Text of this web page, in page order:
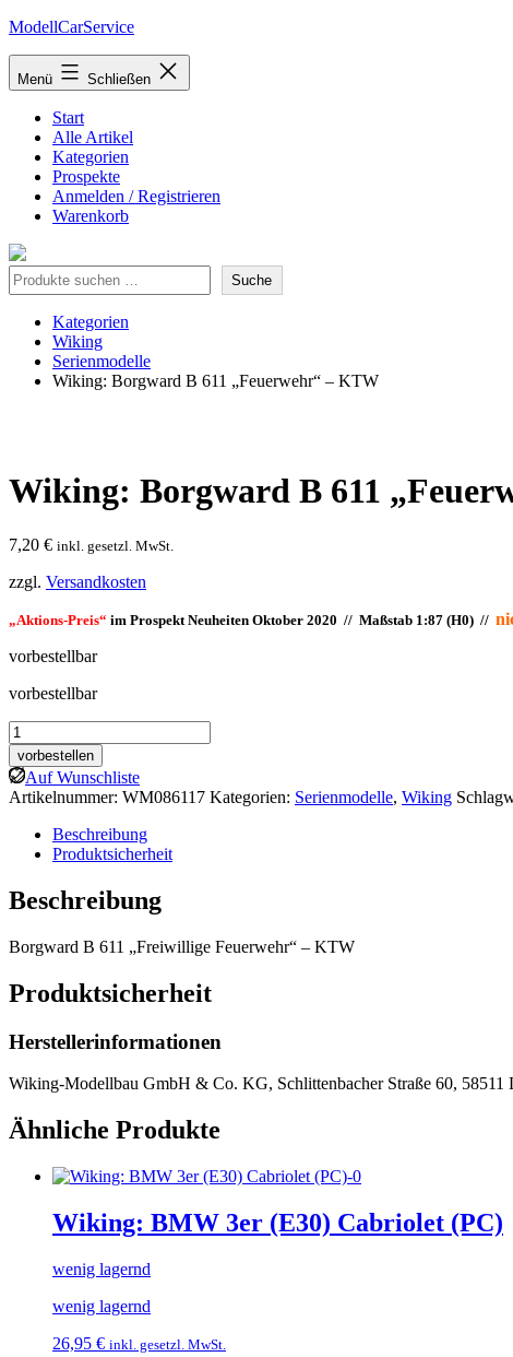
Zum
springen
ModellCarService
Menü Schließen
Start
Alle Artikel
Kategorien
Prospekte
Anmelden / Registrieren
Warenkorb
Suche Suche
Kategorien
Wiking
Serienmodelle
Wiking: Borgward B 611 „Feuerwehr“ – KTW
Wiking: Borgward B 611
7,20 € inkl. gesetzl. MwSt.
zzgl. Versandkosten
„Aktions-Preis“ im Prospekt Neuheiten Oktober 2020 // Maßstab 1:87 (H0) //
vorbestellbar
vorbestellbar
Wiking:
Borgward
B
611
"Feuerwehr"
Menge
vorbestellen
Auf Wunschliste
Artikelnummer: WM086117 Kategorien: Serienmodelle, Wiking
Beschreibung
Produktsicherheit
Beschreibung
Borgward B 611 „Freiwillige Feuerwehr“ – KTW
Produktsicherheit
Herstellerinformationen
Wiking-Modellbau GmbH & Co. KG, Schlittenbacher Straße 60, 58511
Ähnliche Produkte
Wiking: BMW 3er (E30) Cabriolet (PC)
wenig lagernd
wenig lagernd
26,95 € inkl. gesetzl. MwSt.